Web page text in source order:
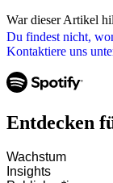
Du findest nicht,
Kontaktiere uns
War dieser Artikel
Entdecken
Wachstum
Insights